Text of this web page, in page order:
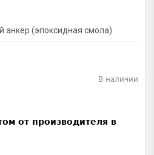
анкер (эпоксидная смола)
В наличии